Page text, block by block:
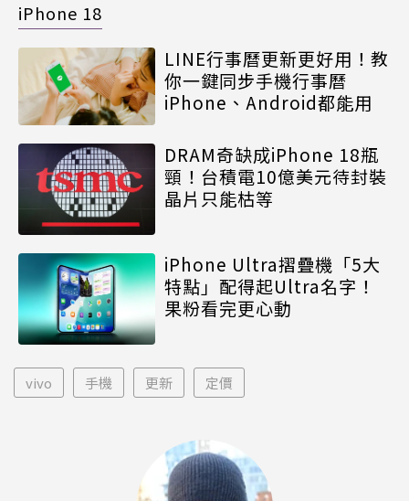
iPhone 18
LINE行事曆更新更好用！教
你一鍵同步手機行事曆
iPhone、Android都能用
DRAM奇缺成iPhone 18瓶
頸！台積電10億美元待封裝
晶片只能枯等
iPhone Ultra摺疊機「5大
特點」配得起Ultra名字！
果粉看完更心動
vivo 手機 更新 定價